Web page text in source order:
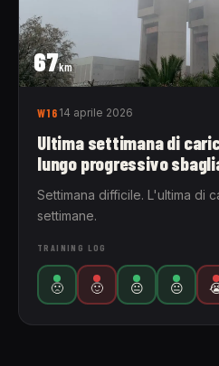
67km
W16 14 aprile 2026
Ultima settimana di
lungo progressivo
Settimana difficile. L'ultima di
settimane.
TRAINING LOG
🙁 🙂 😐 😐